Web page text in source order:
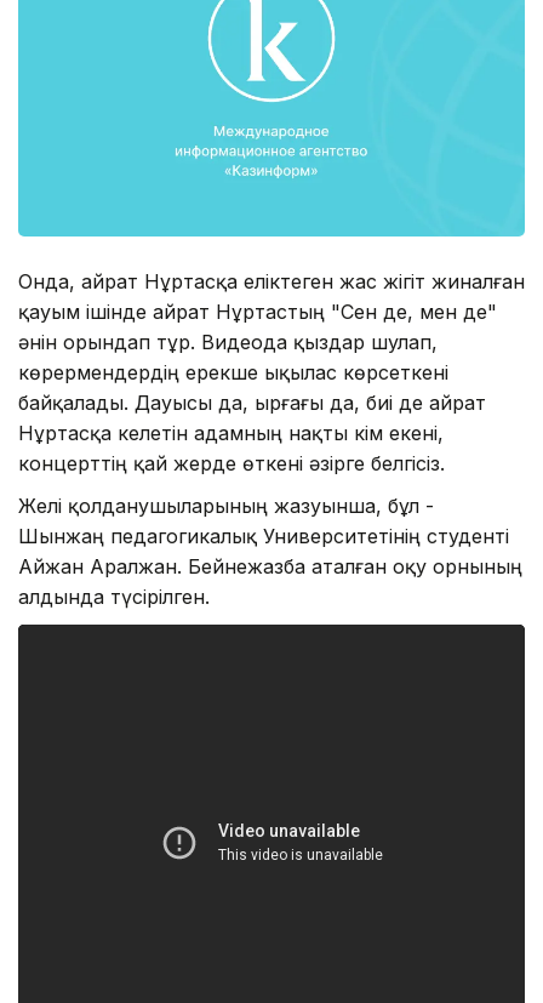
Онда, Қайрат Нұртасқа еліктеген жас жігіт жиналған
қауым ішінде Қайрат Нұртастың "Сен де, мен де"
әнін орындап тұр. Видеода қыздар шулап,
көрермендердің ерекше ықылас көрсеткені
байқалады. Дауысы да, ырғағы да, биі де Қайрат
Нұртасқа келетін адамның нақты кім екені,
концерттің қай жерде өткені әзірге белгісіз.
Желі қолданушыларының жазуынша, бұл -
Шынжаң педагогикалық Университетінің студенті
Айжан Аралжан. Бейнежазба аталған оқу орнының
алдында түсірілген.